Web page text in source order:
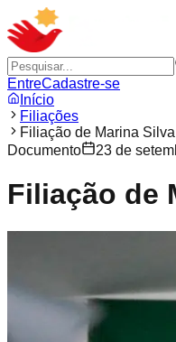
EntreCadastre-se
Início
Filiações
Filiação de Marina Silva
Documento
23 de
Filiação de